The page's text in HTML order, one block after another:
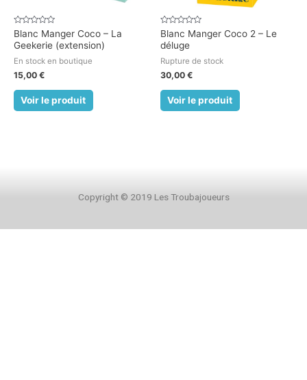
Note
0
sur
Blanc Manger Coco – La
Geekerie (extension)
En stock en boutique
15,00 €
Voir le produit
Note
0
sur
Blanc Manger Coco 2 – Le
déluge
Rupture de stock
30,00 €
Voir le produit
Copyright © 2019 Les Troubajoueurs